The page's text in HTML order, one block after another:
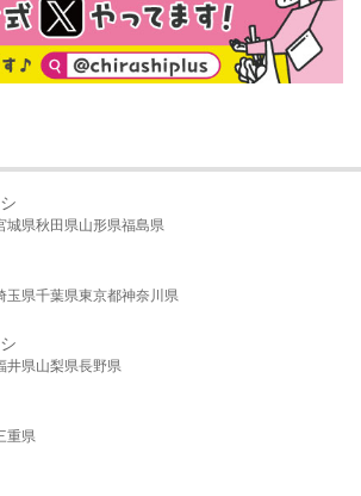
城県秋田県山形県福島県
玉県千葉県東京都神奈川県
井県山梨県長野県
重県